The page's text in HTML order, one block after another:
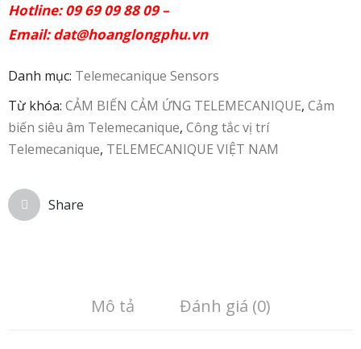
Hotline: 09 69 09 88 09 –
Email:dat@hoanglongphu.vn
Danh mục: Telemecanique Sensors
Từ khóa: CẢM BIẾN CẢM ỨNG TELEMECANIQUE, Cảm
biến siêu âm Telemecanique, Công tắc vị trí
Telemecanique, TELEMECANIQUE VIỆT NAM
Share
Mô tả Đánh giá (0)